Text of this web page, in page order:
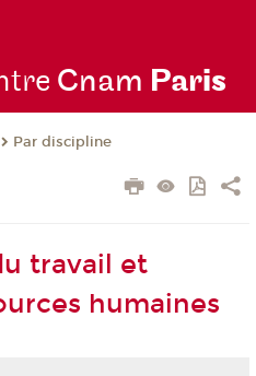
Cnam Paris
Par discipline
travail et
humaines